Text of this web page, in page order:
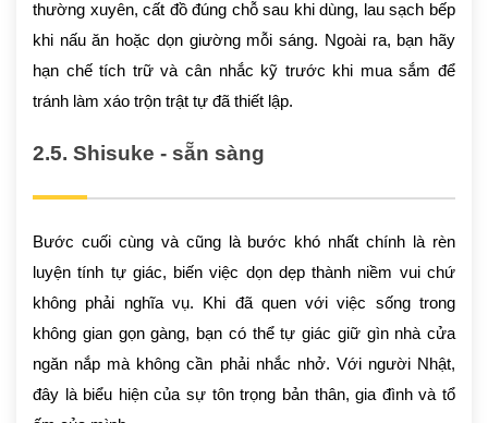
thường xuyên, cất đồ đúng chỗ sau khi dùng, lau sạch bếp
khi nấu ăn hoặc dọn giường mỗi sáng. Ngoài ra, bạn hãy
hạn chế tích trữ và cân nhắc kỹ trước khi mua sắm để
tránh làm xáo trộn trật tự đã thiết lập.
2.5. Shisuke - sẵn sàng
Bước cuối cùng và cũng là bước khó nhất chính là rèn
luyện tính tự giác, biến việc dọn dẹp thành niềm vui chứ
không phải nghĩa vụ. Khi đã quen với việc sống trong
không gian gọn gàng, bạn có thể tự giác giữ gìn nhà cửa
ngăn nắp mà không cần phải nhắc nhở. Với người Nhật,
đây là biểu hiện của sự tôn trọng bản thân, gia đình và tổ